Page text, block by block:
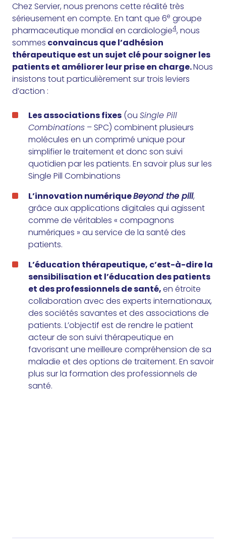
Chez Servier, nous prenons cette réalité très
sérieusement en compte. En tant que 6e groupe
pharmaceutique mondial en cardiologie4, nous
sommes convaincus que l’adhésion
thérapeutique est un sujet clé pour soigner les
patients et améliorer leur prise en charge.Nous
insistons tout particulièrement sur trois leviers
d’action :
Les associations fixes (ou Single Pill
Combinations – SPC) combinent plusieurs
molécules en un comprimé unique pour
simplifier le traitement et donc son suivi
quotidien par les patients. En savoir plus sur les
Single Pill Combinations
L’innovation numériqueBeyond the pill,
grâce aux applications digitales qui agissent
comme de véritables « compagnons
numériques » au service de la santé des
patients.
L’éducation thérapeutique, c’est-à-dire la
sensibilisation et l’éducation des patients
et des professionnels de santé,en étroite
collaboration avec des experts internationaux,
des sociétés savantes et des associations de
patients. L’objectif est de rendre le patient
acteur de son suivi thérapeutique en
favorisant une meilleure compréhension de sa
maladie et des options de traitement. En savoir
plus sur la formation des professionnels de
santé.